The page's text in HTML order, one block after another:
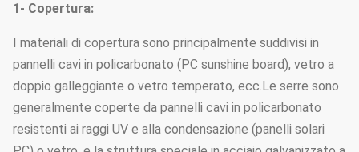
1- Copertura:
I materiali di copertura sono principalmente suddivisi in
pannelli cavi in policarbonato (PC sunshine board), vetro a
doppio galleggiante o vetro temperato, ecc.Le serre sono
generalmente coperte da pannelli cavi in policarbonato
resistenti ai raggi UV e alla condensazione (panelli solari